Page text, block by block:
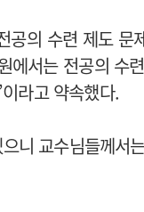
의 수련 제도 문
에서는 전공의 수
라고 약속했다.
니 교수님들께서